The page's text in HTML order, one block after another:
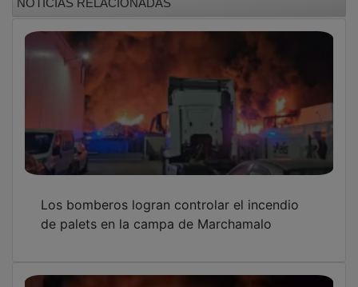
El intenso incendio en una planta de reciclaje
de Marchamalo alarma a la población